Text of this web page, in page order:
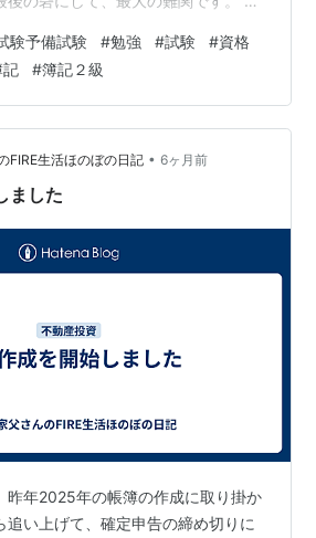
たいと思います。 やってきます！
yohaness.hatenablog.com
yohaness.hatenablog.com
験予備試験 #勉強 #試験 #資格
記 #簿記２級
FIRE生活ほのぼの日記 • 6ヶ月前
ました
昨年2025年の帳簿の作成に取り掛か
追い上げて、確定申告の締め切りに